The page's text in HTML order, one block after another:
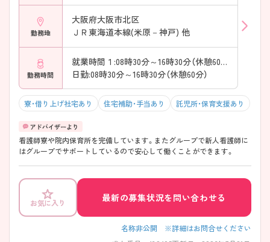
勤務地
大阪府大阪市北区
ＪＲ東海道本線(米原－神戸) 他
勤務時間
就業時間１:08時30分～16時30分（休憩60分）
日勤:08時30分～16時30分（休憩60分）
寮・借り上げ社宅あり 住宅補助・手当あり 託児所・保育支援あり
看護師寮や院内保育所を完備しています。またグループで新人看護師に
はグループでサポートしているので安心して働くことができます。
お気に入り 最新の募集状況を問い合わせる
名称非公開 ※詳細はお問合せください